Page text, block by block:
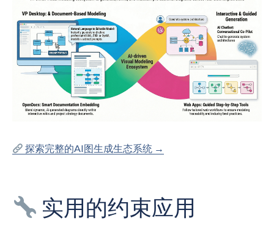
探索完整的AI图生成生态系统 →
实用的约束应用